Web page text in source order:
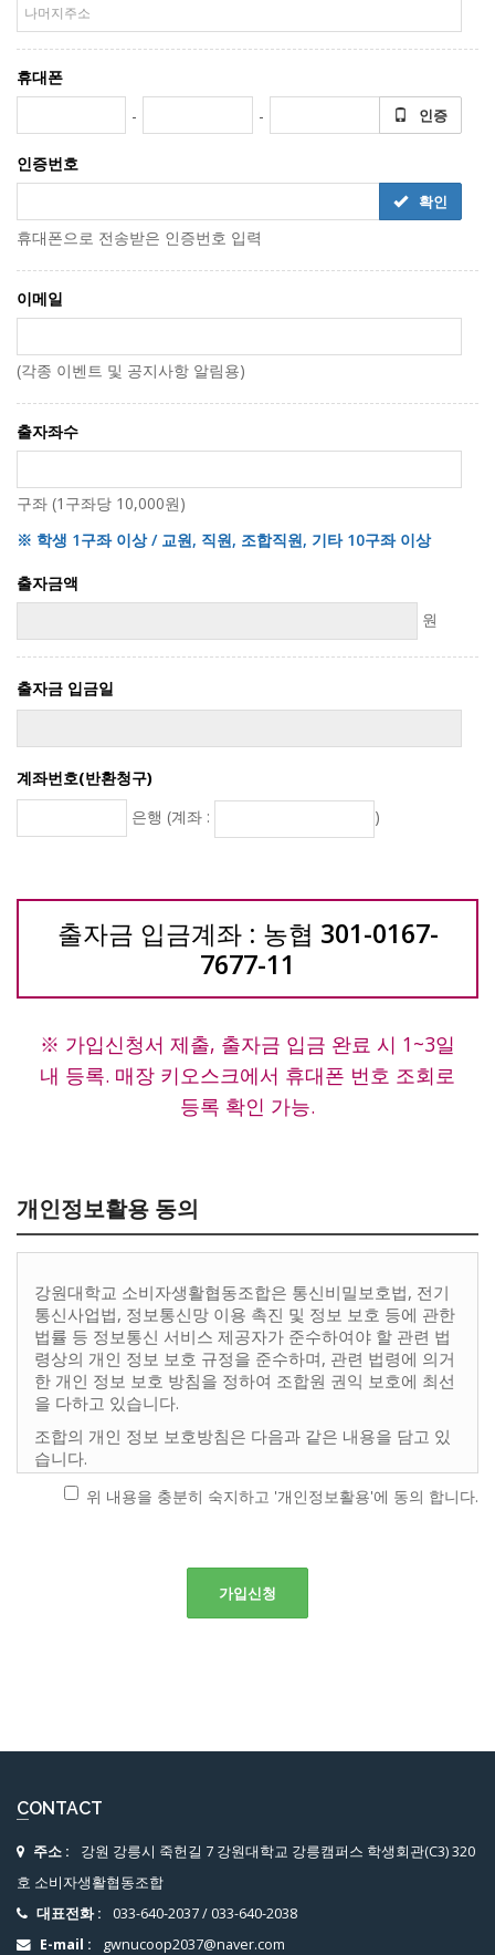
휴대폰
-
- 인증
인증번호
확인
휴대폰으로 전송받은 인증번호 입력
이메일
(각종 이벤트 및 공지사항 알림용)
출자좌수
구좌 (1구좌당 10,000원)
※ 학생 1구좌 이상 / 교원, 직원, 조합직원, 기타 10구좌 이상
출자금액
원
출자금 입금일
계좌번호(반환청구)
은행 (계좌 :
)
출자금 입금계좌 : 농협 301-0167-
7677-11
※ 가입신청서 제출, 출자금 입금 완료 시 1~3일
내 등록. 매장 키오스크에서 휴대폰 번호 조회로
등록 확인 가능.
개인정보활용 동의
강원대학교 소비자생활협동조합은 통신비밀보호법, 전기
통신사업법, 정보통신망 이용 촉진 및 정보 보호 등에 관한
법률 등 정보통신 서비스 제공자가 준수하여야 할 관련 법
령상의 개인 정보 보호 규정을 준수하며, 관련 법령에 의거
한 개인 정보 보호 방침을 정하여 조합원 권익 보호에 최선
을 다하고 있습니다.
조합의 개인 정보 보호방침은 다음과 같은 내용을 담고 있
습니다.
개인 정보의 수집 항목 및 방법
수집 항목 : 이름, 생년월일, 휴대전화번호(조합원 관리용), 주
인 정보를 다음의 목적을 위해 활용합니다.
항 전달 등에 활용합니다.
산 : 특정 맞춤 서비스 제공, 본인인증, 구매 및 요금 결제
회원 관리 : 조합원 서비스 이용에 따른 본인 확인, 개인 식별,
확인, 연령 확인, 불만처리, 민원처리, 고지사항 전달 등
위 내용을 충분히 숙지하고 '개인정보활용'에 동의 합니다.
CONTACT
주소 :
강원 강릉시 죽헌길 7 강원대학교 강릉캠퍼스 학생회관(C3) 320
호 소비자생활협동조합
대표전화 :
033-640-2037/033-640-2038
E-mail :
gwnucoop2037@naver.com